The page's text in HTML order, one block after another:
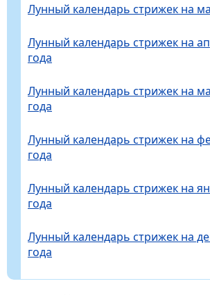
Лунный календарь стрижек на
Лунный календарь стрижек на
года
Лунный календарь стрижек на
года
Лунный календарь стрижек на
года
Лунный календарь стрижек на
года
Лунный календарь стрижек на
года